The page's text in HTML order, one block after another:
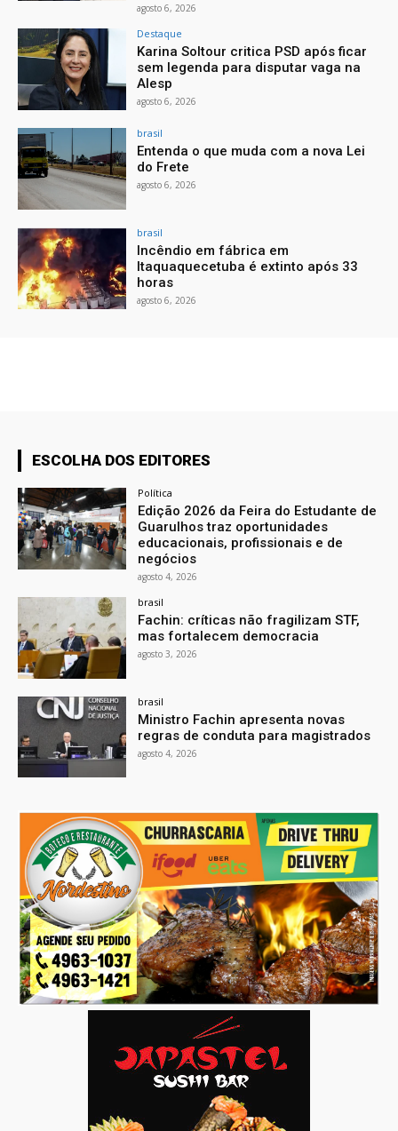
agosto 6, 2026
Destaque
Karina Soltour critica PSD após ficar
sem legenda para disputar vaga na
Alesp
agosto 6, 2026
brasil
Entenda o que muda com a nova Lei
do Frete
agosto 6, 2026
brasil
Incêndio em fábrica em
Itaquaquecetuba é extinto após 33
horas
agosto 6, 2026
ESCOLHA DOS EDITORES
Política
Edição 2026 da Feira do Estudante de
Guarulhos traz oportunidades
educacionais, profissionais e de
negócios
agosto 4, 2026
brasil
Fachin: críticas não fragilizam STF,
mas fortalecem democracia
agosto 3, 2026
brasil
Ministro Fachin apresenta novas
regras de conduta para magistrados
agosto 4, 2026